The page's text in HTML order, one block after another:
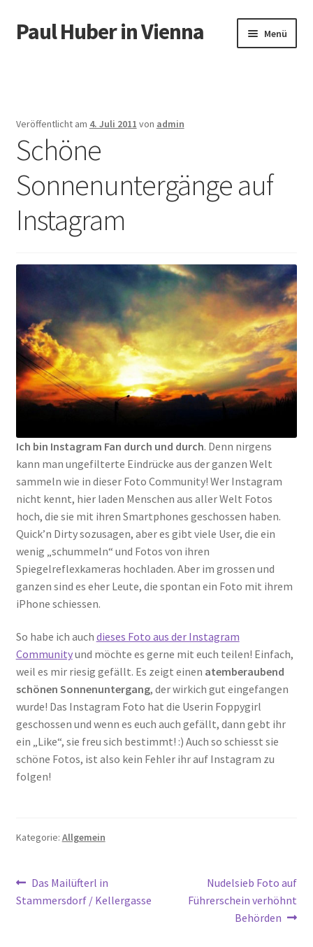
Zur
Navigation
Zum
Inhalt
Paul Huber in Vienna Menü
Veröffentlicht am 4. Juli 2011 von admin
Schöne
Sonnenuntergänge auf
Instagram
Ich bin Instagram Fan durch und durch. Denn nirgens
kann man ungefilterte Eindrücke aus der ganzen Welt
sammeln wie in dieser Foto Community! Wer Instagram
nicht kennt, hier laden Menschen aus aller Welt Fotos
hoch, die sie mit ihren Smartphones geschossen haben.
Quick’n Dirty sozusagen, aber es gibt viele User, die ein
wenig „schummeln“ und Fotos von ihren
Spiegelreflexkameras hochladen. Aber im grossen und
ganzen sind es eher Leute, die spontan ein Foto mit ihrem
iPhone schiessen.
So habe ich auch dieses Foto aus der Instagram
Communityund möchte es gerne mit euch teilen! Einfach,
weil es mir riesig gefällt. Es zeigt einen atemberaubend
schönen Sonnenuntergang, der wirkich gut eingefangen
wurde! Das Instagram Foto hat die Userin Foppygirl
geschossen und wenn es euch auch gefällt, dann gebt ihr
ein „Like“, sie freu sich bestimmt! :) Auch so schiesst sie
schöne Fotos, ist also kein Fehler ihr auf Instagram zu
folgen!
Kategorie: Allgemein
Beitragsnavigation
Vorheriger
Beitrag:
Das Mailüfterl in
Stammersdorf / Kellergasse
Nächster
Beitrag:
Nudelsieb Foto auf
Führerschein verhöhnt
Behörden